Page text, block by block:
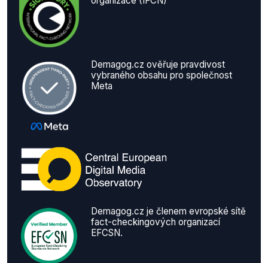
Demagog.cz ověřuje pravdivost
vybraného obsahu pro společnost
Meta
Demagog.cz je členem evropské sítě
fact-checkingových organizací
EFCSN.